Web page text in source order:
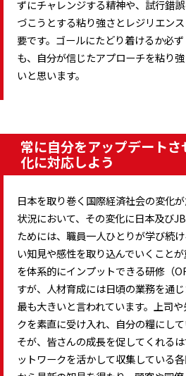
ずにチャレンジする精神や、試行錯
づこうとする粘り強さとレジリエン
要です。ゴールにたどり着けるか必
も、自分が信じたアプローチを粘り
いと思います。
常に自分をアップデート
化に対応しよう
日本を取り巻く国際経済社会の変化
状況において、その変化に日本及び
ためには、職員一人ひとりが学び続
い知見や感性を取り込んでいくこと
を体系的にインプットできる研修（
すが、人材育成には日頃の業務を通
最も大きいと言われています。上司
クを素直に受け入れ、自分の糧にし
そが、皆さんの成長を促してくれる
ットワークを活かして収集している